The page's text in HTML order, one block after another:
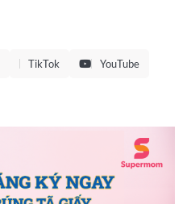
TikTok YouTube